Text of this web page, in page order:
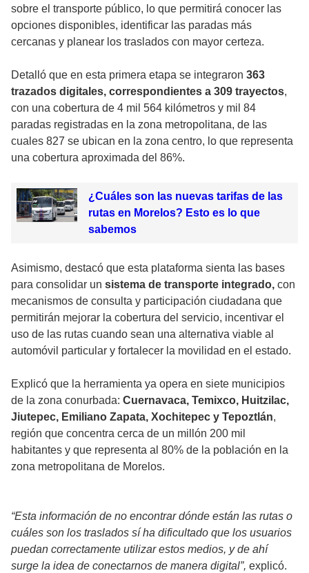
sobre el transporte público, lo que permitirá conocer las
opciones disponibles, identificar las paradas más
cercanas y planear los traslados con mayor certeza.
Detalló que en esta primera etapa se integraron 363
trazados digitales, correspondientes a 309 trayectos,
con una cobertura de 4 mil 564 kilómetros y mil 84
paradas registradas en la zona metropolitana, de las
cuales 827 se ubican en la zona centro, lo que representa
una cobertura aproximada del 86%.
¿Cuáles son las nuevas tarifas de las
rutas en Morelos? Esto es lo que
sabemos
Asimismo, destacó que esta plataforma sienta las bases
para consolidar un sistema de transporte integrado, con
mecanismos de consulta y participación ciudadana que
permitirán mejorar la cobertura del servicio, incentivar el
uso de las rutas cuando sean una alternativa viable al
automóvil particular y fortalecer la movilidad en el estado.
Explicó que la herramienta ya opera en siete municipios
de la zona conurbada: Cuernavaca, Temixco, Huitzilac,
Jiutepec, Emiliano Zapata, Xochitepec y Tepoztlán,
región que concentra cerca de un millón 200 mil
habitantes y que representa al 80% de la población en la
zona metropolitana de Morelos.
“Esta información de no encontrar dónde están las rutas o
cuáles son los traslados sí ha dificultado que los usuarios
puedan correctamente utilizar estos medios, y de ahí
surge la idea de conectarnos de manera digital”, explicó.